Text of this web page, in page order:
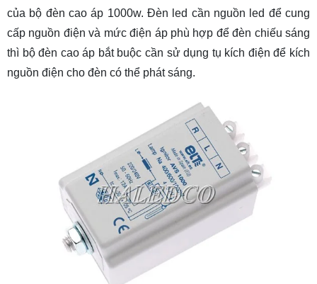
đèn cao áp 1000w
4.2 Sơ đồ đấu nối bóng đèn điện cao áp 1000w
5. Giá tụ kích đèn cao áp 1000w
của bộ đèn cao áp 1000w. Đèn led cần nguồn led để cung
cấp nguồn điện và mức điện áp phù hợp để đèn chiếu sáng
thì bộ đèn cao áp bắt buộc cần sử dụng tụ kích điện để kích
nguồn điện cho đèn có thể phát sáng.